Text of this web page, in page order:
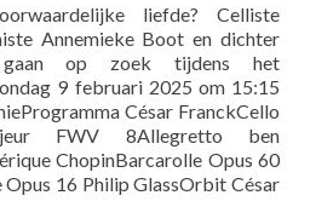
liefde? Celliste
Annemieke Boot en dichter
gaan op zoek tijdens het
9 februari 2025 om 15:15
César FranckCello
FWV 8Allegretto ben
ChopinBarcarolle Opus 60
Opus 16 Philip GlassOrbit César